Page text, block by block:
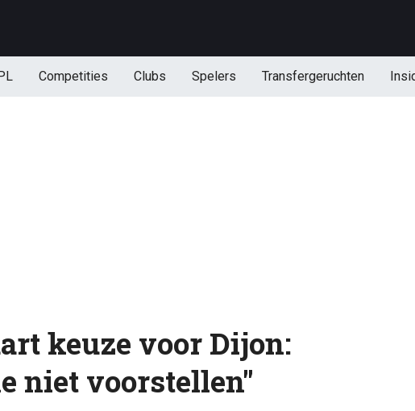
Competities Clubs Spelers Transfergeruchten
keuze voor Dijon:
niet voorstellen"